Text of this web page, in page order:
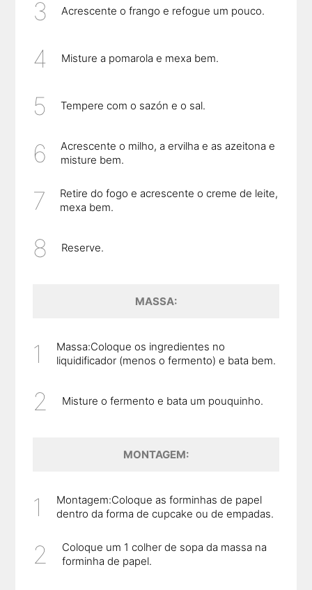
Acrescente o frango e refogue um pouco.
Misture a pomarola e mexa bem.
Tempere com o sazón e o sal.
Acrescente o milho, a ervilha e as azeitona e
misture bem.
Retire do fogo e acrescente o creme de leite,
mexa bem.
Reserve.
MASSA:
Massa:Coloque os ingredientes no
liquidificador (menos o fermento) e bata bem.
Misture o fermento e bata um pouquinho.
MONTAGEM:
Montagem:Coloque as forminhas de papel
dentro da forma de cupcake ou de empadas.
Coloque um 1 colher de sopa da massa na
forminha de papel.